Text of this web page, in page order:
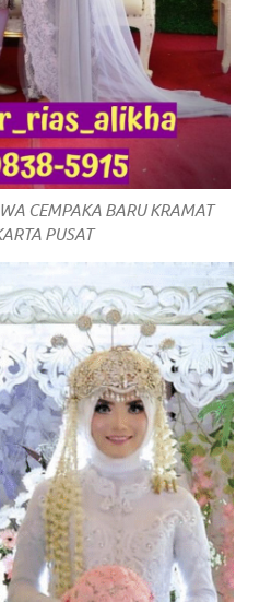
CEMPAKA BARU KRAMAT
PUSAT